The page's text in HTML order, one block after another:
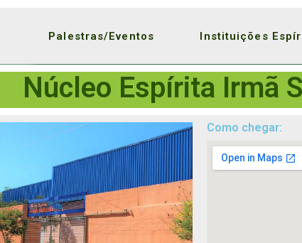
Palestras/Eventos Instituições
Núcleo Espírita Irmã
Como chegar: